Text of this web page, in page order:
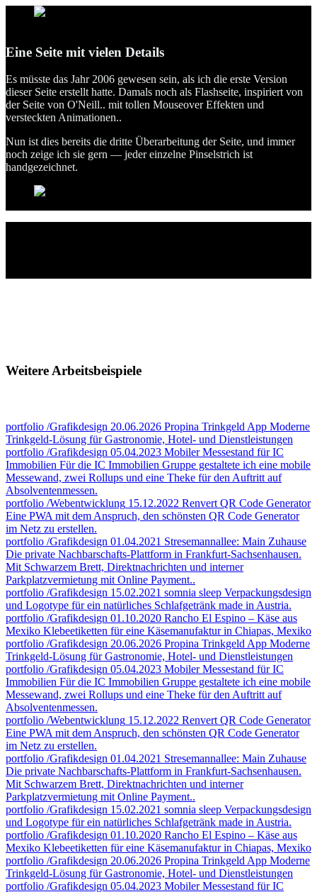
Eine Seite mit vielen Details
Es müsste das Jahr 2006 gewesen sein, als ich die erste Version
dieser Seite erstellt hatte. Damals noch als Flashseite, inspiriert von
der Seite von O'Neill.. mit tollen Mouseover Effekten und
versteckten Animationen..
Nun ist dies bereits die dritte Überarbeitung der Seite, und immer
noch zeige ich sie gern — jeder einzelne Pinselstrich ist
handgezeichnet.
Weitere Arbeitsbeispiele
portfolio /Grafikdesign 20.06.2026 Propina Trinkgeld App Moderne
Trinkgeld-Lösung für Gastronomie, Hotel- und Dienstleistungen
portfolio /Grafikdesign 05.04.2023 Mobiler Messestand für IC
Immobilien Für die IC Immobilien Gruppe gestaltete ich eine mobile
Messewand, zwei Rollups und eine Theke für den Auftritt auf
Absolventenmessen.
portfolio /Webentwicklung 15.12.2022 Renvert QR Code Generator
Eine PWA mit dem Anspruch, den schönsten QR Code Generator
im Netz zu erstellen.
portfolio /Grafikdesign 01.04.2021 Stresemannallee: Main Zuhause
Die private Nachbarschafts-Plattform in Frankfurt-Sachsenhausen.
Mit Schwarzem Brett, Direktnachrichten und interner
Parkplatzvermietung mit Online Payment..
portfolio /Grafikdesign 15.02.2021 somnia sleep Verpackungsdesign
und Logotype für ein natürliches Schlafgetränk made in Austria.
portfolio /Grafikdesign 01.10.2020 Rancho El Espino – Käse aus
Mexiko Klebeetiketten für eine Käsemanufaktur in Chiapas, Mexiko
portfolio /Grafikdesign 20.06.2026 Propina Trinkgeld App Moderne
Trinkgeld-Lösung für Gastronomie, Hotel- und Dienstleistungen
portfolio /Grafikdesign 05.04.2023 Mobiler Messestand für IC
Immobilien Für die IC Immobilien Gruppe gestaltete ich eine mobile
Messewand, zwei Rollups und eine Theke für den Auftritt auf
Absolventenmessen.
portfolio /Webentwicklung 15.12.2022 Renvert QR Code Generator
Eine PWA mit dem Anspruch, den schönsten QR Code Generator
im Netz zu erstellen.
portfolio /Grafikdesign 01.04.2021 Stresemannallee: Main Zuhause
Die private Nachbarschafts-Plattform in Frankfurt-Sachsenhausen.
Mit Schwarzem Brett, Direktnachrichten und interner
Parkplatzvermietung mit Online Payment..
portfolio /Grafikdesign 15.02.2021 somnia sleep Verpackungsdesign
und Logotype für ein natürliches Schlafgetränk made in Austria.
portfolio /Grafikdesign 01.10.2020 Rancho El Espino – Käse aus
Mexiko Klebeetiketten für eine Käsemanufaktur in Chiapas, Mexiko
portfolio /Grafikdesign 20.06.2026 Propina Trinkgeld App Moderne
Trinkgeld-Lösung für Gastronomie, Hotel- und Dienstleistungen
portfolio /Grafikdesign 05.04.2023 Mobiler Messestand für IC